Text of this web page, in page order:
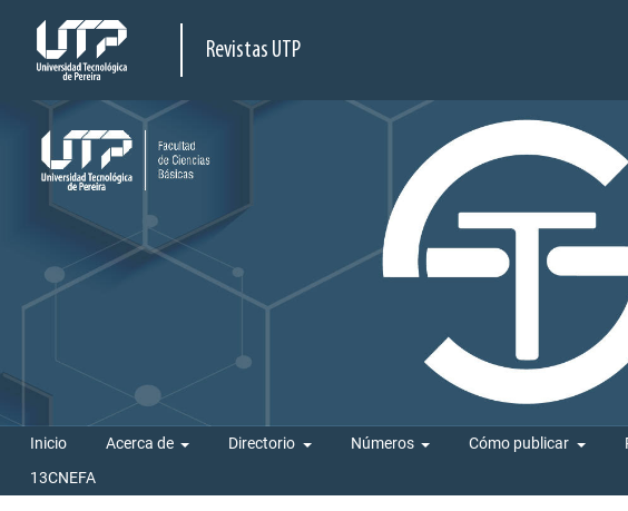
Revistas UTP
Inicio Acerca de Directorio Números Cómo publicar
13CNEFA